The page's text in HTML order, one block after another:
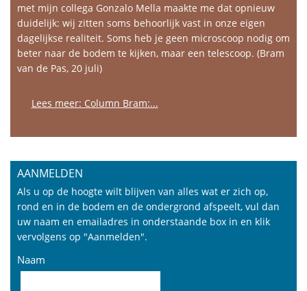
met mijn collega Gonzalo Mella maakte me dat opnieuw
duidelijk: wij zitten soms behoorlijk vast in onze eigen
dagelijkse realiteit. Soms heb je geen microscoop nodig om
beter naar de bodem te kijken, maar een telescoop. (Bram
van de Pas, 20 juli)
Lees meer: Column Bram:...
AANMELDEN
Als u op de hoogte wilt blijven van alles wat er zich op,
rond en in de bodem en de ondergrond afspeelt, vul dan
uw naam en emailadres in onderstaande box in en klik
vervolgens op "Aanmelden".
Naam